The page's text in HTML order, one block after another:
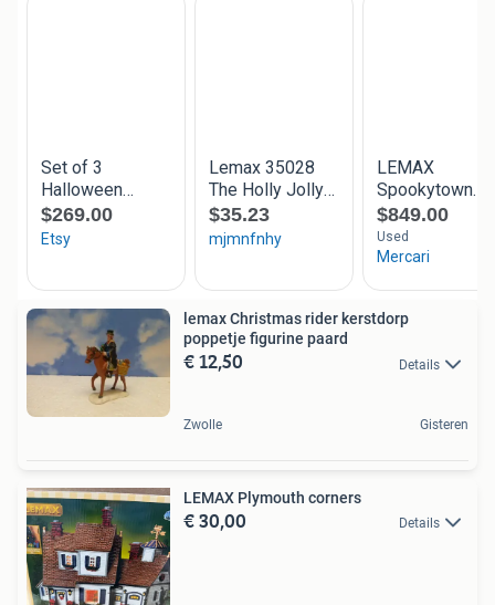
lemax Christmas rider kerstdorp
poppetje figurine paard
€ 12,50 Details
Zwolle Gisteren
LEMAX Plymouth corners
€ 30,00 Details